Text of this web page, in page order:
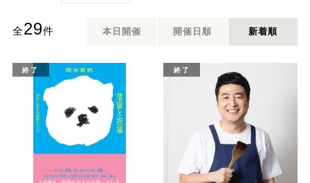
全29件 本日開催 開催日順 新着順
終了 終了